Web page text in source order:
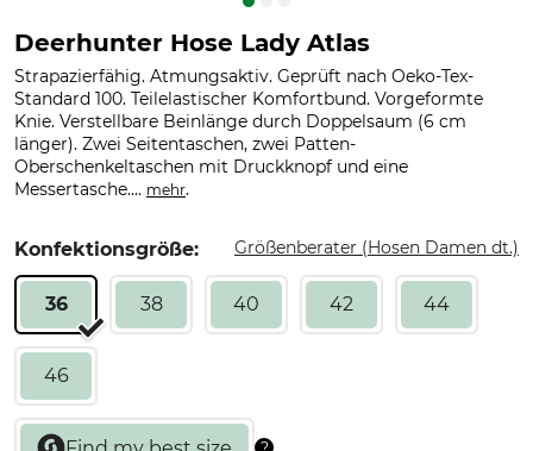
Deerhunter Hose Lady Atlas
Strapazierfähig. Atmungsaktiv. Geprüft nach Oeko-Tex-
Standard 100. Teilelastischer Komfortbund. Vorgeformte
Knie. Verstellbare Beinlänge durch Doppelsaum (6 cm
länger). Zwei Seitentaschen, zwei Patten-
Oberschenkeltaschen mit Druckknopf und eine
Messertasche.... mehr.
Konfektionsgröße: Größenberater (Hosen Damen dt.)
36 38 40 42 44
46